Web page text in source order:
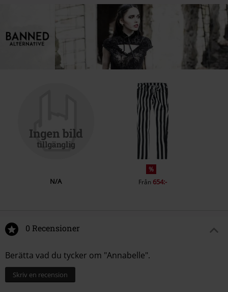
N/A
%
Från 654:-
0 Recensioner
Berätta vad du tycker om "Annabelle".
Skriv en recension